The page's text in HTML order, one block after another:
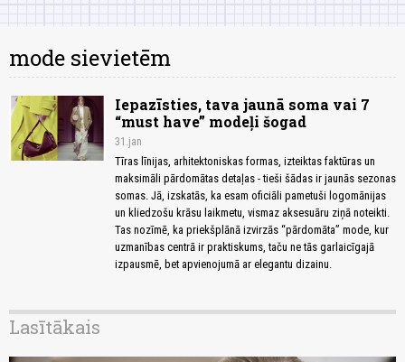
mode sievietēm
Iepazīsties, tava jaunā soma vai 7
“must have” modeļi šogad
31.jan
Tīras līnijas, arhitektoniskas formas, izteiktas faktūras un
maksimāli pārdomātas detaļas - tieši šādas ir jaunās sezonas
somas. Jā, izskatās, ka esam oficiāli pametuši logomānijas
un kliedzošu krāsu laikmetu, vismaz aksesuāru ziņā noteikti.
Tas nozīmē, ka priekšplānā izvirzās “pārdomāta” mode, kur
uzmanības centrā ir praktiskums, taču ne tās garlaicīgajā
izpausmē, bet apvienojumā ar elegantu dizainu.
Lasītākais